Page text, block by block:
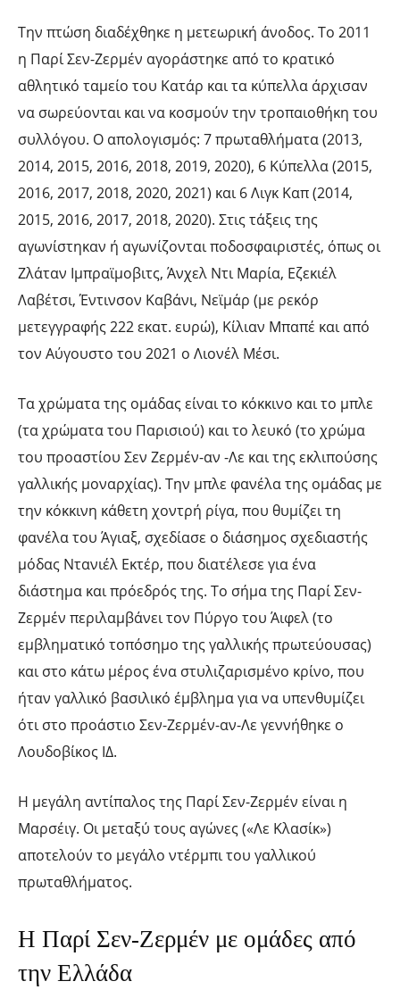
Την πτώση διαδέχθηκε η μετεωρική άνοδος. Το 2011
η Παρί Σεν-Ζερμέν αγοράστηκε από το κρατικό
αθλητικό ταμείο του Κατάρ και τα κύπελλα άρχισαν
να σωρεύονται και να κοσμούν την τροπαιοθήκη του
συλλόγου. Ο απολογισμός: 7 πρωταθλήματα (2013,
2014, 2015, 2016, 2018, 2019, 2020), 6 Κύπελλα (2015,
2016, 2017, 2018, 2020, 2021) και 6 Λιγκ Καπ (2014,
2015, 2016, 2017, 2018, 2020). Στις τάξεις της
αγωνίστηκαν ή αγωνίζονται ποδοσφαιριστές, όπως οι
Ζλάταν Ιμπραϊμοβιτς, Άνχελ Ντι Μαρία, Εζεκιέλ
Λαβέτσι, Έντινσον Καβάνι, Νεϊμάρ (με ρεκόρ
μετεγγραφής 222 εκατ. ευρώ), Κίλιαν Μπαπέ και από
τον Αύγουστο του 2021 ο Λιονέλ Μέσι.
Τα χρώματα της ομάδας είναι το κόκκινο και το μπλε
(τα χρώματα του Παρισιού) και το λευκό (το χρώμα
του προαστίου Σεν Ζερμέν-αν -Λε και της εκλιπούσης
γαλλικής μοναρχίας). Την μπλε φανέλα της ομάδας με
την κόκκινη κάθετη χοντρή ρίγα, που θυμίζει τη
φανέλα του Άγιαξ, σχεδίασε ο διάσημος σχεδιαστής
μόδας Ντανιέλ Εκτέρ, που διατέλεσε για ένα
διάστημα και πρόεδρός της. Το σήμα της Παρί Σεν-
Ζερμέν περιλαμβάνει τον Πύργο του Άιφελ (το
εμβληματικό τοπόσημο της γαλλικής πρωτεύουσας)
και στο κάτω μέρος ένα στυλιζαρισμένο κρίνο, που
ήταν γαλλικό βασιλικό έμβλημα για να υπενθυμίζει
ότι στο προάστιο Σεν-Ζερμέν-αν-Λε γεννήθηκε ο
Λουδοβίκος ΙΔ.
Η μεγάλη αντίπαλος της Παρί Σεν-Ζερμέν είναι η
Μαρσέιγ. Οι μεταξύ τους αγώνες («Λε Κλασίκ»)
αποτελούν το μεγάλο ντέρμπι του γαλλικού
πρωταθλήματος.
Η Παρί Σεν-Ζερμέν με ομάδες από
την Ελλάδα